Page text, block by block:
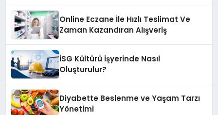
Online Eczane İle Hızlı Teslimat Ve
Zaman Kazandıran Alışveriş
İSG Kültürü İşyerinde Nasıl
Oluşturulur?
Diyabette Beslenme ve Yaşam Tarzı
Yönetimi